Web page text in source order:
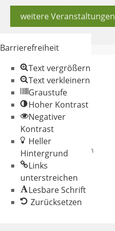
weitere Veranstaltungen
© 2026 Gemeinde
Oberschneiding
Datenschutz
Impressum
Barrierefreiheit
Text vergrößern
Text verkleinern
Graustufe
Hoher Kontrast
Negativer
Kontrast
Heller
Hintergrund
Links
unterstreichen
Lesbare Schrift
Zurücksetzen